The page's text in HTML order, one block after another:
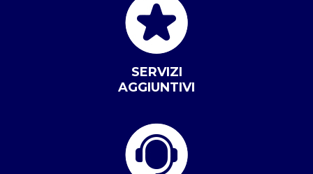
SERVIZI
AGGIUNTIVI